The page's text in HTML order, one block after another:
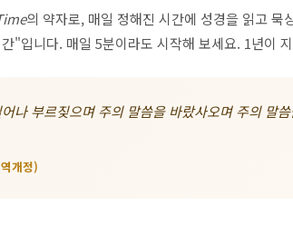
의 약자로, 매일 정해진 시간에 성경을 읽고 묵
"입니다. 매일 5분이라도 시작해 보세요. 1년이
나 부르짖으며 주의 말씀을 바랐사오며 주의 말
개정)